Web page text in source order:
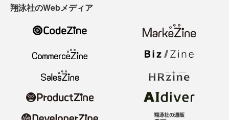
翔泳社のWebメディア